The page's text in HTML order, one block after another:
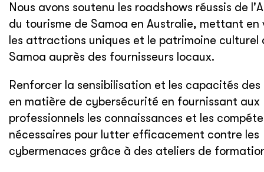
Nous avons soutenu les roadshows réussis de
du tourisme de Samoa en Australie, mettant en
les attractions uniques et le patrimoine culturel
Samoa auprès des fournisseurs locaux.
Renforcer la sensibilisation et les capacités des
en matière de cybersécurité en fournissant aux
professionnels les connaissances et les
nécessaires pour lutter efficacement contre les
cybermenaces grâce à des ateliers de